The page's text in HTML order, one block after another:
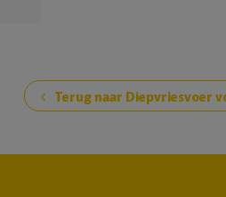
chevron_left Terug naar Diepvriesvoer